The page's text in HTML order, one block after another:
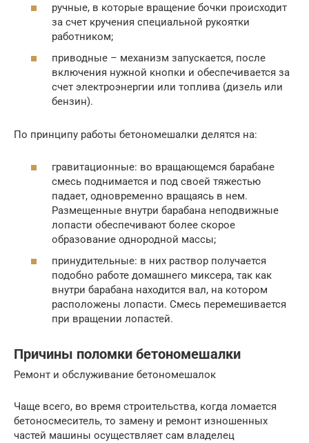
ручные, в которые вращение бочки происходит
за счет кручения специальной рукоятки
работником;
приводные – механизм запускается, после
включения нужной кнопки и обеспечивается за
счет электроэнергии или топлива (дизель или
бензин).
По принципу работы бетономешалки делятся на:
гравитационные: во вращающемся барабане
смесь поднимается и под своей тяжестью
падает, одновременно вращаясь в нем.
Размещенные внутри барабана неподвижные
лопасти обеспечивают более скорое
образование однородной массы;
принудительные: в них раствор получается
подобно работе домашнего миксера, так как
внутри барабана находится вал, на котором
расположены лопасти. Смесь перемешивается
при вращении лопастей.
Причины поломки бетономешалки
Ремонт и обслуживание бетономешалок
Чаще всего, во время строительства, когда ломается
бетоносмеситель, то замену и ремонт изношенных
частей машины осуществляет сам владелец